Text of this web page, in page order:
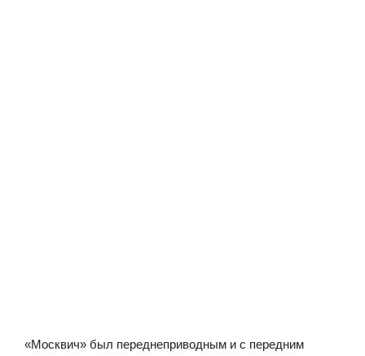
«Москвич» был переднеприводным и с передним